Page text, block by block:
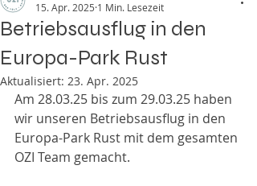
Betriebsausflug in den
Europa-Park Rust
15. Apr. 2025 1 Min. Lesezeit
Aktualisiert: 23. Apr. 2025
Am 28.03.25 bis zum 29.03.25 haben
wir unseren Betriebsausflug in den
Europa-Park Rust mit dem gesamten
OZI Team gemacht.